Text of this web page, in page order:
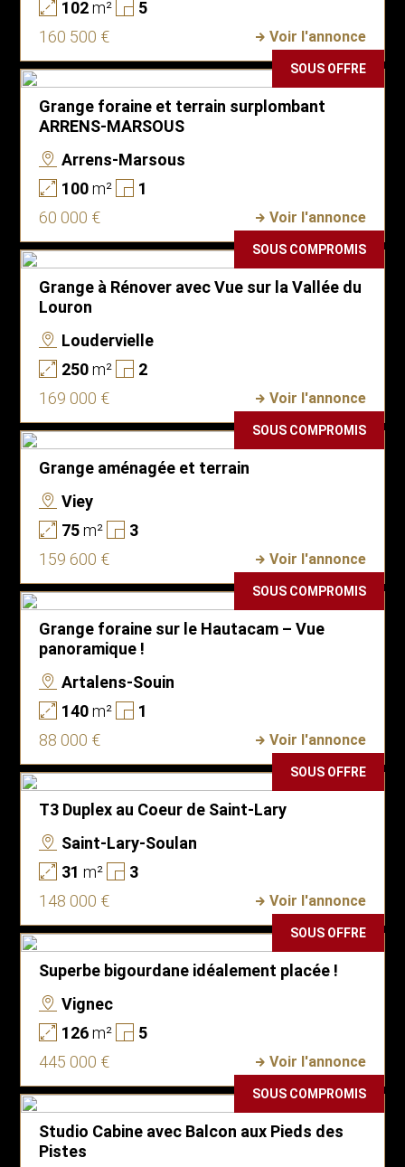
102m²
5
160 500 €
Voir l'annonce
SOUS OFFRE
Grange foraine et terrain surplombant
ARRENS-MARSOUS
Arrens-Marsous
100m²
1
60 000 €
Voir l'annonce
SOUS COMPROMIS
Grange à Rénover avec Vue sur la Vallée du
Louron
Loudervielle
250m²
2
169 000 €
Voir l'annonce
SOUS COMPROMIS
Grange aménagée et terrain
Viey
75m²
3
159 600 €
Voir l'annonce
SOUS COMPROMIS
Grange foraine sur le Hautacam – Vue
panoramique !
Artalens-Souin
140m²
1
88 000 €
Voir l'annonce
SOUS OFFRE
T3 Duplex au Coeur de Saint-Lary
Saint-Lary-Soulan
31 m²
3
148 000 €
Voir l'annonce
SOUS OFFRE
Superbe bigourdane idéalement placée !
Vignec
126m²
5
445 000 €
Voir l'annonce
SOUS COMPROMIS
Studio Cabine avec Balcon aux Pieds des
Pistes